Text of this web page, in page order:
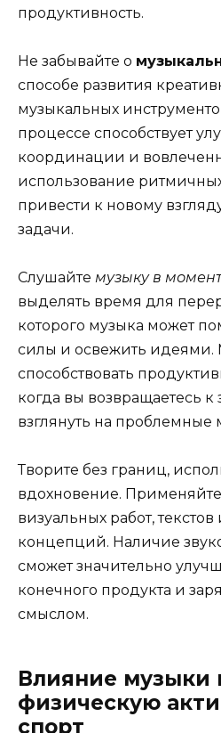
продуктивность.
Не забывайте о
способе развития
музыкальных
процессе способствует
координации и
использование
привести к новому
задачи.
Слушайте музыку в
выделять время для
которого музыка может
силы и освежить идеями.
способствовать
когда вы возвращаетесь к
взглянуть на проблемные
Творите без границ,
вдохновение.
визуальных работ,
концепций. Наличие
сможет значительно
конечного продукта и
смыслом.
Влияние музыки
физическую
спорт